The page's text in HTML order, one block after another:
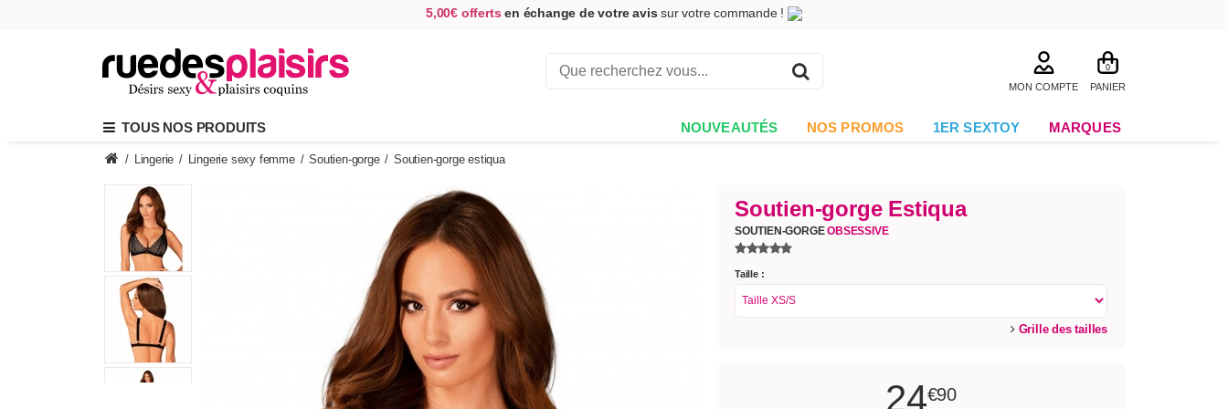
5,00€ offerts en échange de votre avis sur votre commande !
MON COMPTE
0
PANIER
TOUS NOS PRODUITS NOUVEAUTÉS NOS PROMOS 1ER SEXTOY MARQUES
/ Lingerie / Lingerie sexy femme / Soutien-gorge / Soutien-gorge estiqua
Soutien-gorge Estiqua
SOUTIEN-GORGEOBSESSIVE
Taille :
Grille des tailles
24€90